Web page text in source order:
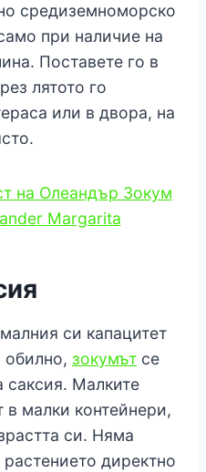
средиземноморско
при наличие на
Поставете го в
лятото го
или в двора, на
на Олеандър Зокум
Margarita
си капацитет
зокумът се
Малките
в малки контейнери,
си. Няма
директно